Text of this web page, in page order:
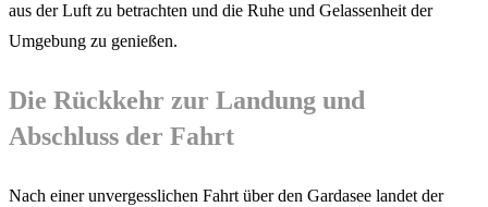
aus der Luft zu betrachten und die Ruhe und Gelassenheit der
Umgebung zu genießen.
Die Rückkehr zur Landung und
Abschluss der Fahrt
Nach einer unvergesslichen Fahrt über den Gardasee landet der